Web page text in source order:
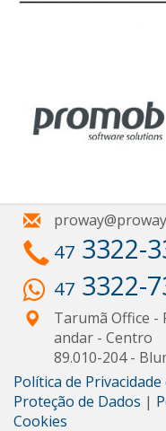
47 3322-
47 3322-
Tarumã Office -
andar - Centro
89.010-204-
Política de Privacidade
Proteção de Dados |
Cookies